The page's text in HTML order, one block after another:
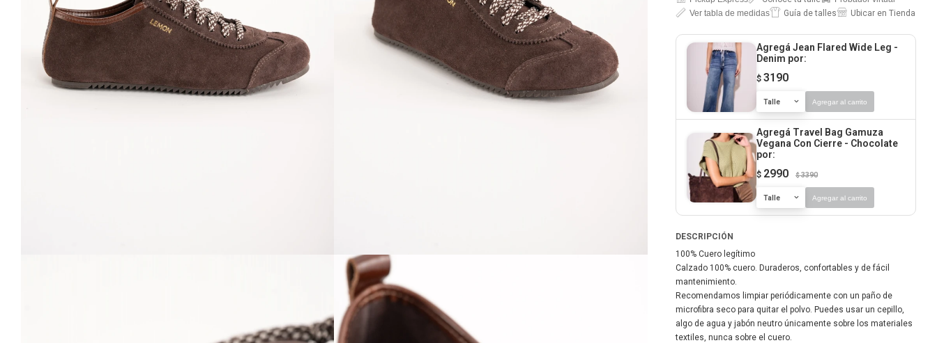
Ver tabla de medidas
Guía de talles Ubicar en Tienda
Agregá Jean Flared Wide Leg -
Denim por:
$ 3190
Talle Agregar al carrito
Agregá Travel Bag Gamuza
Vegana Con Cierre - Chocolate
por:
$ 2990 $ 3390
Talle Agregar al carrito
DESCRIPCIÓN
100% Cuero legítimo
Calzado 100% cuero. Duraderos, confortables y de fácil
mantenimiento.
Recomendamos limpiar periódicamente con un paño de
microfibra seco para quitar el polvo. Puedes usar un cepillo,
algo de agua y jabón neutro únicamente sobre los materiales
textiles, nunca sobre el cuero.